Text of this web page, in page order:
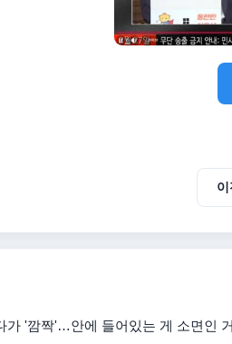
이
가 '깜짝'…안에 들어있는 게 소면인